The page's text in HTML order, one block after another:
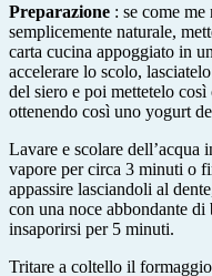
Preparazione : se come
semplicemente naturale,
carta cucina appoggiato in
accelerare lo scolo,
del siero e poi mettetelo
ottenendo così uno yogurt
Lavare e scolare dell’acqua
vapore per circa 3 minuti o
appassire lasciandoli al
con una noce abbondante
insaporirsi per 5 minuti.
Tritare a coltello il